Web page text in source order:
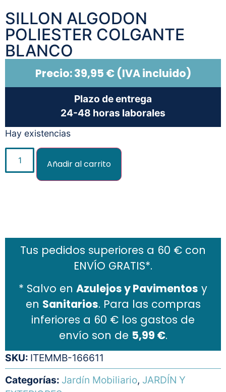
SILLON ALGODON
POLIESTER COLGANTE
BLANCO
Precio:39,95 €(IVA incluido)
Plazo de entrega
24-48 horas laborales
Hay existencias
Añadir al carrito
Tus pedidos superiores a 60 € con
ENVÍO GRATIS*.
* Salvo en Azulejos y Pavimentos y
en Sanitarios. Para las compras
inferiores a 60 € los gastos de
envío son de 5,99 €.
SKU: ITEMMB-166611
Categorías: Jardín Mobiliario, JARDÍN Y